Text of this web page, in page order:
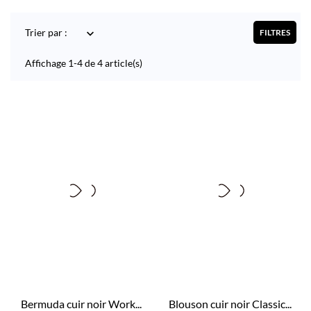
Trier par :  FILTRES
Affichage 1-4 de 4 article(s)
Bermuda cuir noir Work... Blouson cuir noir Classic...